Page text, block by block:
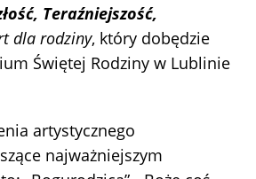
Teraźniejszość,
dla rodziny, który dobędzie
Świętej Rodziny w Lublinie
artystycznego
najważniejszym